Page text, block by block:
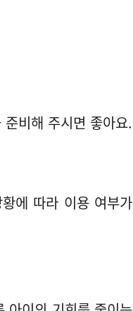
비해 주시면 좋아요.
에 따라 이용 여부가